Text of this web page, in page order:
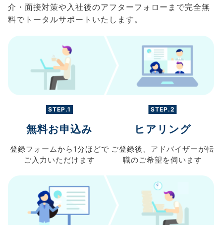
介・面接対策や入社後のアフターフォローまで完全無
料でトータルサポートいたします。
STEP.1
無料お申込み
登録フォームから 1分ほどで
ご入力 いただけます
STEP.2
ヒアリング
ご登録後、 アドバイザーが転
職のご希望を伺います